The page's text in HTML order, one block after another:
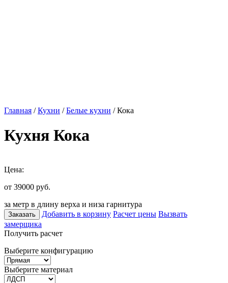
Главная /Кухни /Белые кухни / Кока
Кухня Кока
Цена:
от 39000 руб.
за метр в длину верха и низа гарнитура
Заказать Добавить в корзину Расчет цены Вызвать
замерщика
Получить расчет
Выберите конфигурацию
Выберите материал